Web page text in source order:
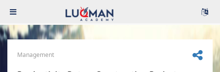
Management